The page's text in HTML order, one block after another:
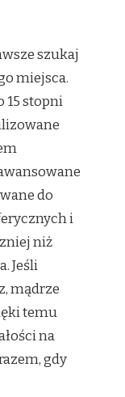
szukaj
miejsca.
15 stopni
do
i
niż
Jeśli
mądrze
temu
na
gdy